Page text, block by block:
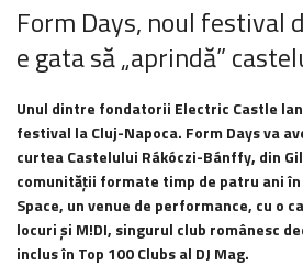
Form Days, noul festival
e gata să „aprindă”
Unul dintre fondatorii Electric Castle
festival la Cluj-Napoca. Form Days va
curtea Castelului Rákóczi-Bánffy, din
comunității formate timp de patru ani
Space, un venue de performance, cu o
locuri și M!DI, singurul club românesc
inclus în Top 100 Clubs al DJ Mag.